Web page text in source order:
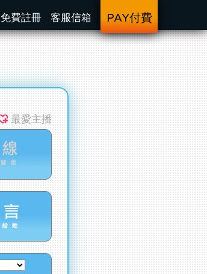
PAY付費
客服信箱
免費註冊
最愛主播